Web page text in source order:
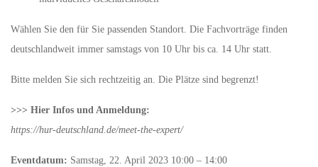
Wählen Sie den für Sie passenden Standort. Die Fachvorträge finden
deutschlandweit immer samstags von 10 Uhr bis ca. 14 Uhr statt.
Bitte melden Sie sich rechtzeitig an. Die Plätze sind begrenzt!
>>> Hier Infos und Anmeldung:
https://hur-deutschland.de/meet-the-expert/
Eventdatum: Samstag, 22. April 2023 10:00 – 14:00